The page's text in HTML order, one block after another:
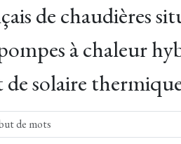
de chaudières
à chaleur
de solaire